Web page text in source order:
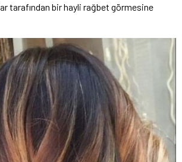
tarafından bir hayli rağbet görmesine